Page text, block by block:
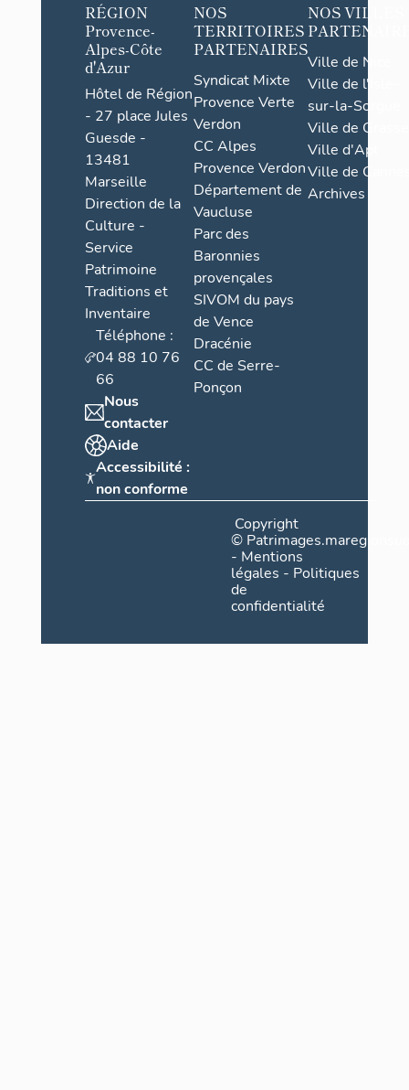
RÉGION
Provence-
Alpes-Côte
d'Azur
Hôtel de Région
- 27 place Jules
Guesde -
13481
Marseille
Direction de la
Culture -
Service
Patrimoine
Traditions et
Inventaire
Téléphone :
04 88 10 76
66
Nous
contacter
Aide
Accessibilité :
non conforme
NOS
TERRITOIRES
PARTENAIRES
Syndicat Mixte
Provence Verte
Verdon
CC Alpes
Provence Verdon
Département de
Vaucluse
Parc des
Baronnies
provençales
SIVOM du pays
de Vence
Dracénie
CC de Serre-
Ponçon
NOS VILLES
Ville de Nice
Ville de l'Isle-
sur-la-Sorgue
Ville de Grasse
Ville d'Apt
Ville de
Archives
Copyright
©
- Mentions
légales - Politiques
de
confidentialité